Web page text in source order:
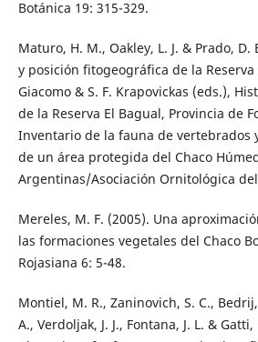
Botánica 19: 315-329.
Maturo, H. M., Oakley, L. J. & Prado, D.
y posición fitogeográfica de la Reserva
Giacomo & S. F. Krapovickas (eds.),
de la Reserva El Bagual, Provincia de
Inventario de la fauna de vertebrados
de un área protegida del Chaco
Argentinas/Asociación Ornitológica
Mereles, M. F. (2005). Una
las formaciones vegetales del Chaco
Rojasiana 6: 5-48.
Montiel, M. R., Zaninovich, S. C.,
A., Verdoljak, J. J., Fontana, J. L. &